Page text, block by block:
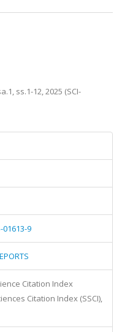
ss.1-12, 2025 (SCI-
01613-9
Citation Index
Citation Index (SSCI),